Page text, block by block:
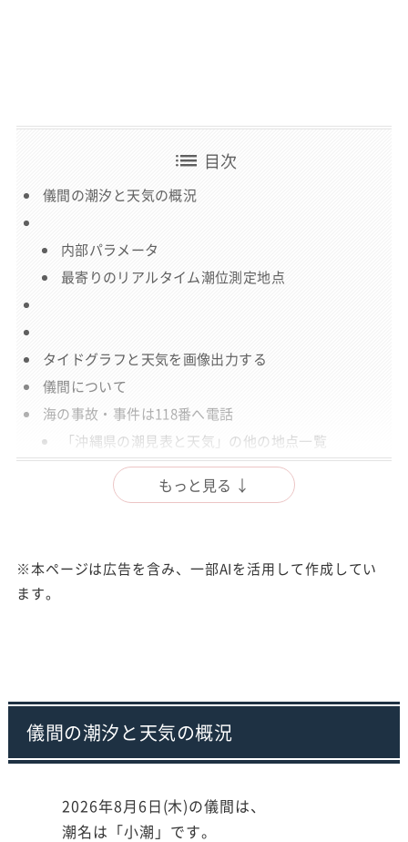
list 目次
儀間の潮汐と天気の概況
内部パラメータ
最寄りのリアルタイム潮位測定地点
タイドグラフと天気を画像出力する
儀間について
海の事故・事件は118番へ電話
「沖縄県の潮見表と天気」の他の地点一覧
もっと見る ↓
※本ページは広告を含み、一部AIを活用して作成してい
ます。
儀間の潮汐と天気の概況
2026年8月6日(木)の儀間は、
潮名は「小潮」です。